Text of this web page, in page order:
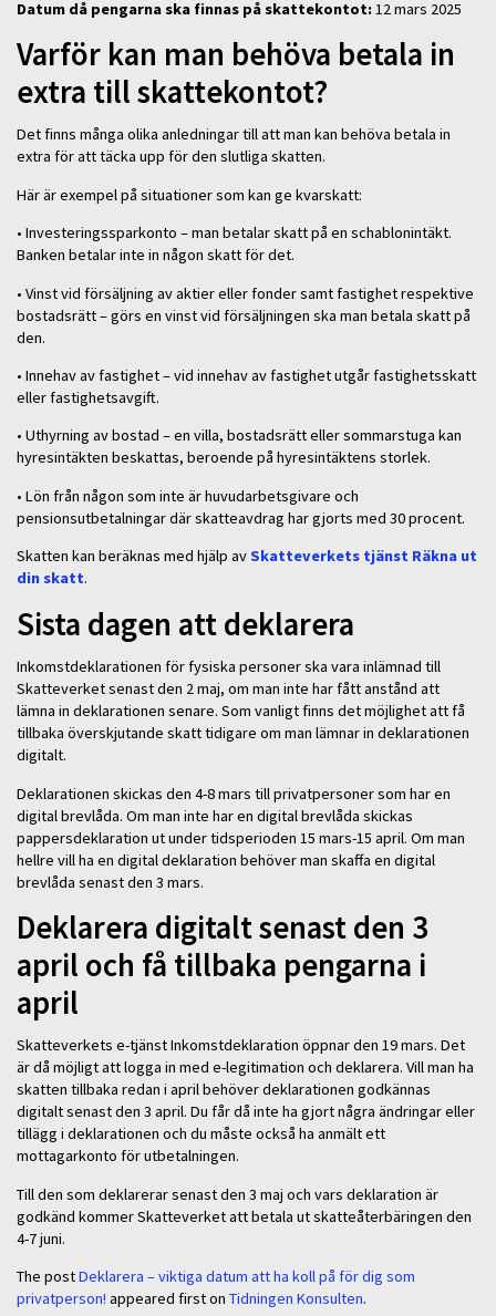
Datum då pengarna ska finnas på skattekontot: 12 mars 2025
Varför kan man behöva betala in
extra till skattekontot?
Det finns många olika anledningar till att man kan behöva betala in
extra för att täcka upp för den slutliga skatten.
Här är exempel på situationer som kan ge kvarskatt:
• Investeringssparkonto – man betalar skatt på en schablonintäkt.
Banken betalar inte in någon skatt för det.
• Vinst vid försäljning av aktier eller fonder samt fastighet respektive
bostadsrätt – görs en vinst vid försäljningen ska man betala skatt på
den.
• Innehav av fastighet – vid innehav av fastighet utgår fastighetsskatt
eller fastighetsavgift.
• Uthyrning av bostad – en villa, bostadsrätt eller sommarstuga kan
hyresintäkten beskattas, beroende på hyresintäktens storlek.
• Lön från någon som inte är huvudarbetsgivare och
pensionsutbetalningar där skatteavdrag har gjorts med 30 procent.
Skatten kan beräknas med hjälp avSkatteverkets tjänst Räkna ut
din skatt.
Sista dagen att deklarera
Inkomstdeklarationen för fysiska personer ska vara inlämnad till
Skatteverket senast den 2 maj, om man inte har fått anstånd att
lämna in deklarationen senare. Som vanligt finns det möjlighet att få
tillbaka överskjutande skatt tidigare om man lämnar in deklarationen
digitalt.
Deklarationen skickas den 4-8 mars till privatpersoner som har en
digital brevlåda. Om man inte har en digital brevlåda skickas
pappersdeklaration ut under tidsperioden 15 mars-15 april. Om man
hellre vill ha en digital deklaration behöver man skaffa en digital
brevlåda senast den 3 mars.
Deklarera digitalt senast den 3
april och få tillbaka pengarna i
april
Skatteverkets e-tjänst Inkomstdeklaration öppnar den 19 mars. Det
är då möjligt att logga in med e-legitimation och deklarera. Vill man ha
skatten tillbaka redan i april behöver deklarationen godkännas
digitalt senast den 3 april. Du får då inte ha gjort några ändringar eller
tillägg i deklarationen och du måste också ha anmält ett
mottagarkonto för utbetalningen.
Till den som deklarerar senast den 3 maj och vars deklaration är
godkänd kommer Skatteverket att betala ut skatteåterbäringen den
4-7 juni.
The postDeklarera – viktiga datum att ha koll på för dig som
privatperson! appeared first on Tidningen Konsulten.